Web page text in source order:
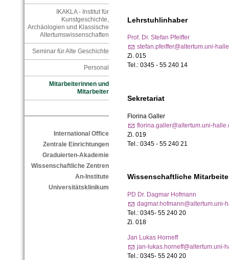
IKAKLA - Institut für
Kunstgeschichte,
Archäologien und Klassische
Altertumswissenschaften
Seminar für Alte Geschichte
Personal
Mitarbeiterinnen und
Mitarbeiter
International Office
Zentrale Einrichtungen
Graduierten-Akademie
Wissenschaftliche Zentren
An-Institute
Universitätsklinikum
Lehrstuhlinhaber
Prof. Dr. Stefan Pfeiffer
stefan.pfeiffer@altertum.uni-
Zi. 015
Tel.: 0345 - 55 240 14
Sekretariat
Florina Galler
florina.galler@altertum.uni-
Zi. 019
Tel.: 0345 - 55 240 21
Wissenschaftliche
PD Dr. Dagmar Hofmann
dagmar.hofmann@altertum.uni-
Tel.: 0345- 55 240 20
Zi. 018
Jan Lukas Horneff
jan-lukas.horneff@altertum.uni-
Tel.: 0345- 55 240 20